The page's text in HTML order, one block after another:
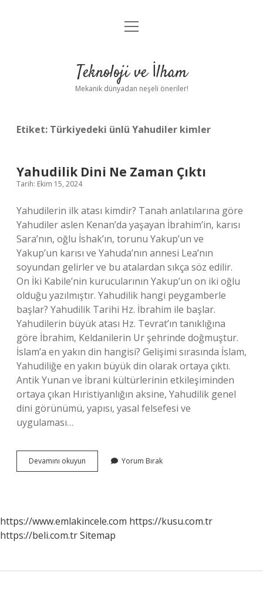
Anasayfa
Yasal Uyarı
menüyü
Teknoloji ve İlham
Mekanik dünyadan neşeli öneriler!
Etiket: Türkiyedeki ünlü Yahudiler kimler
Yahudilik Dini Ne Zaman Çıktı
Tarih: Ekim 15, 2024
Yahudilerin ilk atası kimdir? Tanah anlatılarına göre
Yahudiler aslen Kenan’da yaşayan İbrahim’in, karısı
Sara’nın, oğlu İshak’ın, torunu Yakup’un ve
Yakup’un karısı ve Yahuda’nın annesi Lea’nın
soyundan gelirler ve bu atalardan sıkça söz edilir.
On İki Kabile’nin kurucularının Yakup’un on iki oğlu
olduğu yazılmıştır. Yahudilik hangi peygamberle
başlar? Yahudilik Tarihi Hz. İbrahim ile başlar.
Yahudilerin büyük atası Hz. Tevrat’ın tanıklığına
göre İbrahim, Keldanilerin Ur şehrinde doğmuştur.
İslam’a en yakın din hangisi? Gelişimi sırasında İslam,
Yahudiliğe en yakın büyük din olarak ortaya çıktı.
Antik Yunan ve İbrani kültürlerinin etkileşiminden
ortaya çıkan Hıristiyanlığın aksine, Yahudilik genel
dini görünümü, yapısı, yasal felsefesi ve
uygulaması…
Devamını okuyun Yahudilik
Dini
Yorum Bırak
https://www.emlakincele.com https://kusu.com.tr
https://beli.com.trSitemap